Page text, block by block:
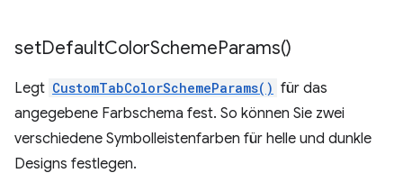
setDefaultColorSchemeParams()
Legt CustomTabColorSchemeParams() für das
angegebene Farbschema fest. So können Sie zwei
verschiedene Symbolleistenfarben für helle und dunkle
Designs festlegen.